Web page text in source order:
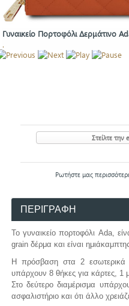
Γυναικείο Πορτοφόλι Δερμάτινο
.
Στείλτε την
Ρωτήστε μας
ΠΕΡΙΓΡΑΦΗ
Το γυναικείο πορτοφόλι Ada,
grain δέρμα και είναι
Η πρόσβαση στα 2 εσωτερικά
υπάρχουν 8 θήκες για κάρτες, 1
Στο δεύτερο διαμέρισμα
ασφαλιστήριο και ότι άλλο